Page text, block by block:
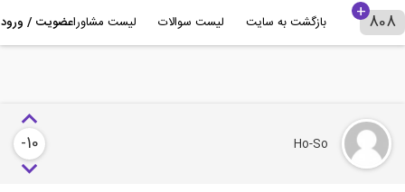
بازگشت به سایت لیست سوالات لیست مشاوران درباره 808+
Ho-So
-10